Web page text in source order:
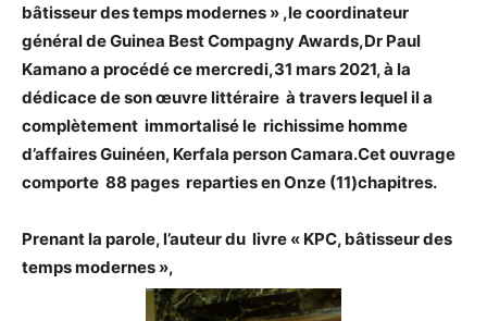
bâtisseur des temps modernes » ,le coordinateur
général de Guinea Best Compagny Awards,Dr Paul
Kamano a procédé ce mercredi,31 mars 2021, à la
dédicace de son œuvre littéraire à travers lequel il a
complètement immortalisé le richissime homme
d’affaires Guinéen, Kerfala person Camara.Cet ouvrage
comporte 88 pages reparties en Onze (11)chapitres.
Prenant la parole, l’auteur du livre « KPC, bâtisseur des
temps modernes »,